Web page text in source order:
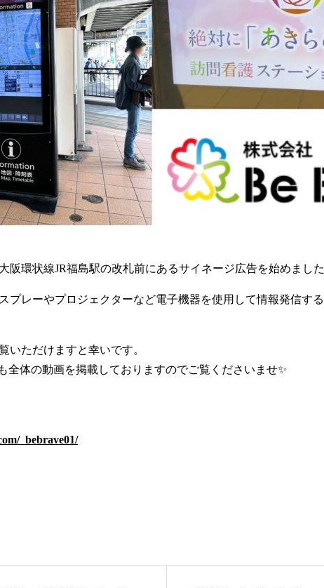
阪環状線JR福島駅の改札前にあるサイネージ広告を始めまし
プレーやプロジェクターなど電子機器を使用して情報発信す
いただけますと幸いです。
全体の動画を掲載しておりますのでご覧くださいませ✨
_bebrave01/